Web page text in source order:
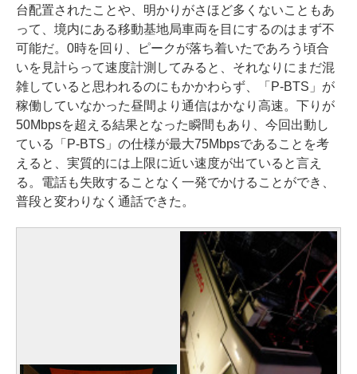
台配置されたことや、明かりがさほど多くないこともあ
って、境内にある移動基地局車両を目にするのはまず不
可能だ。0時を回り、ピークが落ち着いたであろう頃合
いを見計らって速度計測してみると、それなりにまだ混
雑していると思われるのにもかかわらず、「P-BTS」が
稼働していなかった昼間より通信はかなり高速。下りが
50Mbpsを超える結果となった瞬間もあり、今回出動し
ている「P-BTS」の仕様が最大75Mbpsであることを考
えると、実質的には上限に近い速度が出ていると言え
る。電話も失敗することなく一発でかけることができ、
普段と変わりなく通話できた。